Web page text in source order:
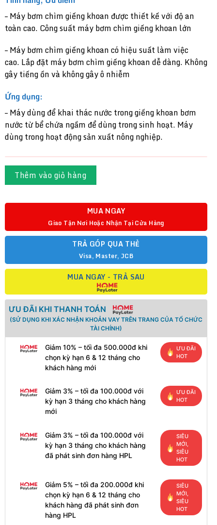
11,600,000 VND.
– Máy bơm chìm giếng khoan được thiết kế với độ an
toàn cao. Công suất máy bơm chìm giếng khoan lớn
– Máy bơm chìm giếng khoan có hiệu suất làm việc
cao. Lắp đặt máy bơm chìm giếng khoan dễ dàng. Không
gây tiếng ồn và không gây ô nhiễm
Ứng dụng:
– Máy dùng để khai thác nước trong giếng khoan bơm
nước từ bể chứa ngầm để dùng trong sinh hoạt. Máy
dùng trong hoạt động sản xuất nông nghiệp.
Thêm vào giỏ hàng
MUA NGAY
Giao Tận Nơi Hoặc Nhận Tại Cửa Hàng
TRẢ GÓP QUA THẺ
Visa, Master, JCB
MUA NGAY - TRẢ SAU
ƯU ĐÃI KHI THANH TOÁN
(SỬ DỤNG KHI XÁC NHẬN KHOẢN VAY TRÊN TRANG CỦA TỔ CHỨC
TÀI CHÍNH)
Giảm 10% – tối đa 500.000đ khi
chọn kỳ hạn 6 & 12 tháng cho
khách hàng mới
ƯU ĐÃI
HOT
Giảm 3% – tối đa 100.000đ với
kỳ hạn 3 tháng cho khách hàng
mới
ƯU ĐÃI
HOT
Giảm 3% – tối đa 100.000đ với
kỳ hạn 3 tháng cho khách hàng
đã phát sinh đơn hàng HPL
SIÊU
MỚI,
SIÊU
HOT
Giảm 5% – tối đa 200.000đ khi
chọn kỳ hạn 6 & 12 tháng cho
khách hàng đã phát sinh đơn
hàng HPL
SIÊU
MỚI,
SIÊU
HOT